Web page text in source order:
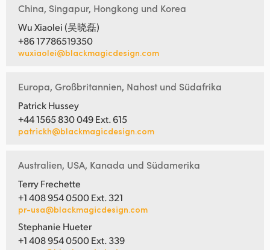
China, Singapur, Hongkong und Korea
Wu Xiaolei (吴晓磊)
+86 17786519350
wuxiaolei@blackmagicdesign.com
Europa, Großbritannien, Nahost und Südafrika
Patrick Hussey
+44 1565 830 049 Ext. 615
patrickh@blackmagicdesign.com
Australien, USA, Kanada und Südamerika
Terry Frechette
+1 408 954 0500 Ext. 321
pr-usa@blackmagicdesign.com
Stephanie Hueter
+1 408 954 0500 Ext. 339